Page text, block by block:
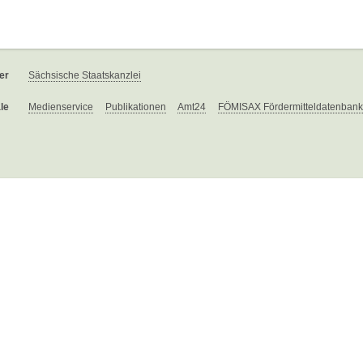
Sächsische Staatskanzlei
Medienservice Publikationen Amt24 FÖMISAX Fördermitteldatenbank